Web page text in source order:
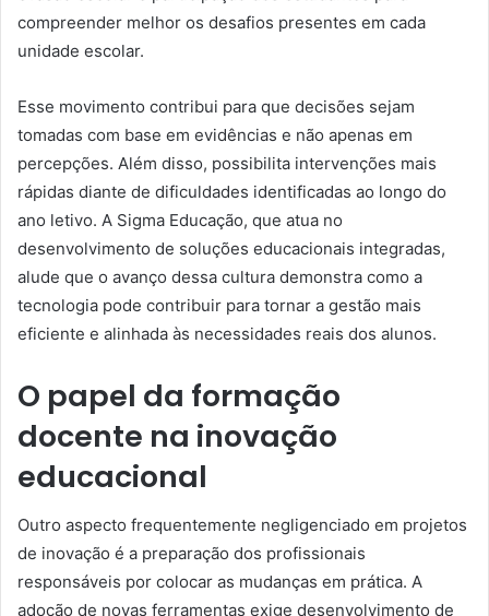
compreender melhor os desafios presentes em cada
unidade escolar.
Esse movimento contribui para que decisões sejam
tomadas com base em evidências e não apenas em
percepções. Além disso, possibilita intervenções mais
rápidas diante de dificuldades identificadas ao longo do
ano letivo. A Sigma Educação, que atua no
desenvolvimento de soluções educacionais integradas,
alude que o avanço dessa cultura demonstra como a
tecnologia pode contribuir para tornar a gestão mais
eficiente e alinhada às necessidades reais dos alunos.
O papel da formação
docente na inovação
educacional
Outro aspecto frequentemente negligenciado em projetos
de inovação é a preparação dos profissionais
responsáveis por colocar as mudanças em prática. A
adoção de novas ferramentas exige desenvolvimento de